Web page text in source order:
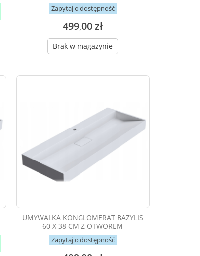
Zapytaj o dostępność
499,00 zł
Brak w magazynie
UMYWALKA KONGLOMERAT BAZYLIS
60 X 38 CM Z OTWOREM
Zapytaj o dostępność